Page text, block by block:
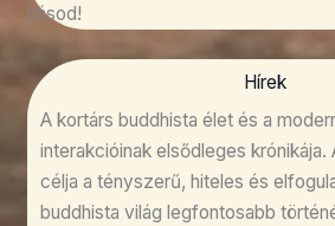
írásod!
Hírek
A kortárs buddhista élet és a
interakcióinak elsődleges krónikája.
célja a tényszerű, hiteles és
buddhista világ legfontosabb